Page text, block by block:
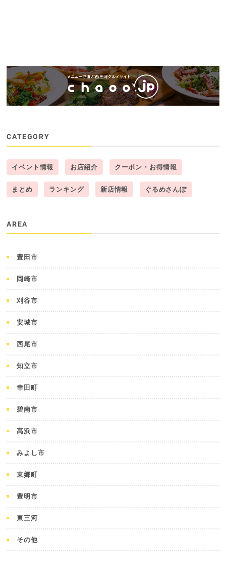
CATEGORY
イベント情報 お店紹介 クーポン・お得情報
まとめ ランキング 新店情報 ぐるめさんぽ
AREA
豊田市
岡崎市
刈谷市
安城市
西尾市
知立市
幸田町
碧南市
高浜市
みよし市
東郷町
豊明市
東三河
その他